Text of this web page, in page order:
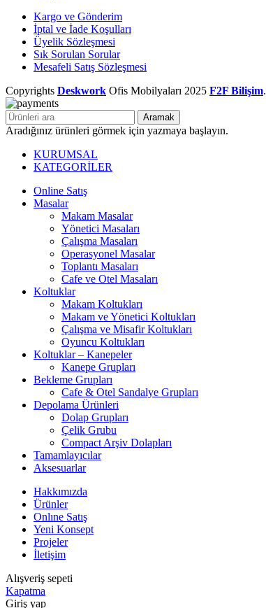
Kargo ve Gönderim
İptal ve İade Koşulları
Üyelik Sözleşmesi
Sık Sorulan Sorular
Mesafeli Satış Sözleşmesi
Copyrights Deskwork Ofis Mobilyaları 2025 F2F Bilişim.
Aramak
Aradığınız ürünleri görmek için yazmaya başlayın.
KURUMSAL
KATEGORİLER
Online Satış
Masalar
Makam Masalar
Yönetici Masaları
Çalışma Masaları
Operasyonel Masalar
Toplantı Masaları
Cafe ve Otel Masaları
Koltuklar
Makam Koltukları
Makam ve Yönetici Koltukları
Çalışma ve Misafir Koltukları
Oyuncu Koltukları
Koltuklar – Kanepeler
Kanepe Grupları
Bekleme Grupları
Cafe & Otel Sandalye Grupları
Depolama Ürünleri
Dolap Grupları
Çelik Grubu
Compact Arşiv Dolapları
Tamamlayıcılar
Aksesuarlar
Hakkımızda
Ürünler
Onlıne Satış
Yeni Konsept
Projeler
İletişim
Alışveriş sepeti
Kapatma
Giriş yap